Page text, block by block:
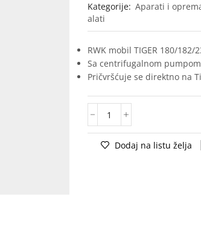
Kategorije: Aparati i
alati
RWK mobil TIGER 180/182/
Sa centrifugalnom
Pričvršćuje se direktno na
Dodaj na listu želja